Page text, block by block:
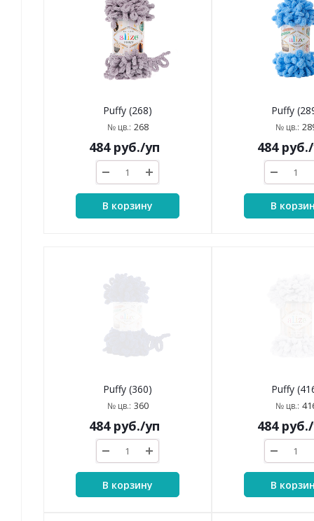
Puffy (268)
№ цв.: 268
484руб./уп
В корзину
Puffy
№ цв.:
484руб.
В
Puffy (360)
№ цв.: 360
484руб./уп
В корзину
Puffy
№ цв.:
484руб.
В